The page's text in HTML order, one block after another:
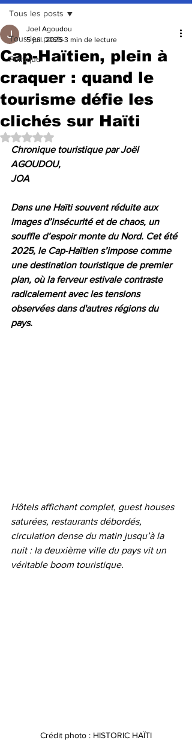
Tous les posts
Politique
Tous les posts
Cap-Haïtien, plein à
craquer : quand le
tourisme défie les
clichés sur Haïti
Joel Agoudou
5 juil. 2025 3 min de lecture
Noté NaN étoiles sur 5.
Chronique touristique par Joël
AGOUDOU,
JOA
Dans une Haïti souvent réduite aux
images d’insécurité et de chaos, un
souffle d’espoir monte du Nord. Cet été
2025, le Cap-Haïtien s’impose comme
une destination touristique de premier
plan, où la ferveur estivale contraste
radicalement avec les tensions
observées dans d'autres régions du
pays.
Hôtels affichant complet, guest houses
saturées, restaurants débordés,
circulation dense du matin jusqu’à la
nuit : la deuxième ville du pays vit un
véritable boom touristique.
Crédit photo : HISTORIC HAÏTI